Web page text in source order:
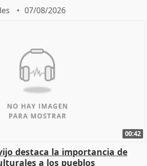
07/08/2026
00:42
destaca la importancia de
a los pueblos